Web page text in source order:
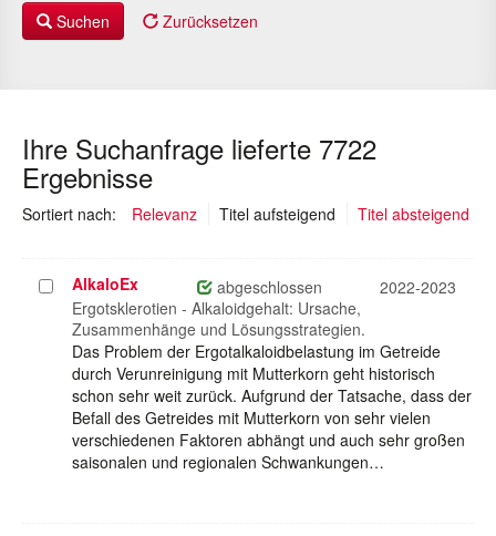
Suchen Zurücksetzen
Ihre Suchanfrage lieferte 7722
Ergebnisse
Sortiert nach: Relevanz Titel aufsteigend (ausgewählt)
Titel absteigend
Projekt
auswählen
AlkaloEx abgeschlossen
2022-2023
Ergotsklerotien - Alkaloidgehalt: Ursache,
Zusammenhänge und Lösungsstrategien.
Das Problem der Ergotalkaloidbelastung im Getreide
durch Verunreinigung mit Mutterkorn geht historisch
schon sehr weit zurück. Aufgrund der Tatsache, dass der
Befall des Getreides mit Mutterkorn von sehr vielen
verschiedenen Faktoren abhängt und auch sehr großen
saisonalen und regionalen Schwankungen…